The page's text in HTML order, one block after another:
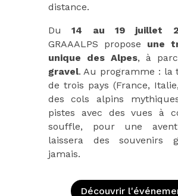
distance.
Du14 au 19 juillet
GRAAALPS propose une
unique des Alpes, à
gravel. Au programme : la
de trois pays (France,
des cols alpins
pistes avec des vues à
souffle, pour une
laissera des souvenirs
jamais.
Découvrir